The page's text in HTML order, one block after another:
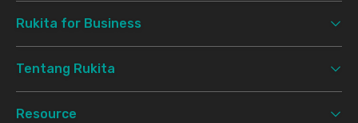
Rukita for Business
Tentang Rukita
Resource